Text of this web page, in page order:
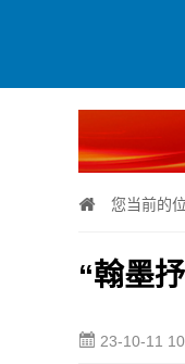
您当前的
“翰墨
23-10-11